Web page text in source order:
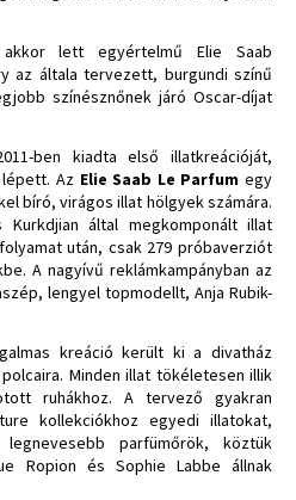
lett egyértelmű Elie Saab
az általa tervezett, burgundi színű
színésznőnek járó Oscar-díjat
ben kiadta első illatkreációját,
Az Elie Saab Le Parfum egy
bíró, virágos illat hölgyek számára.
Kurkdjian által megkomponált illat
után, csak 279 próbaverziót
A nagyívű reklámkampányban az
lengyel topmodellt, Anja Rubik-
kreáció került ki a divatház
Minden illat tökéletesen illik
ruhákhoz. A tervező gyakran
kollekciókhoz egyedi illatokat,
parfümőrök, köztük
Ropion és Sophie Labbe állnak